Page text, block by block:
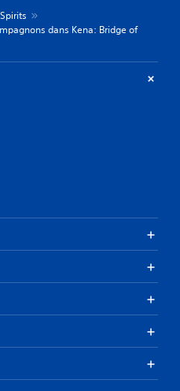
dans Kena: Bridge of